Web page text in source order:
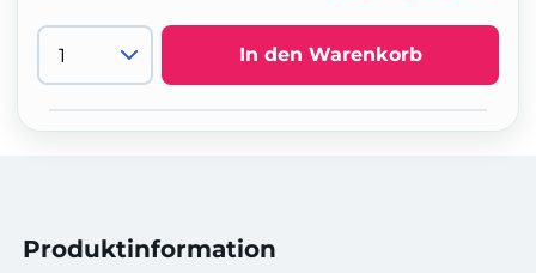
In den Warenkorb
Produktinformation